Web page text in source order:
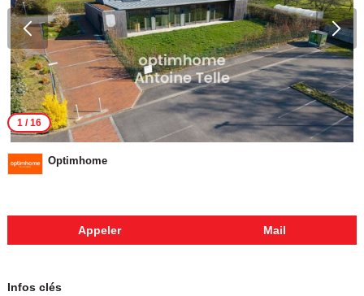
1/ 16
Optimhome
Appeler Mail
Infos clés